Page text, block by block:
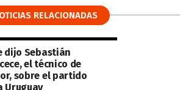
RELACIONADAS
dijo Sebastián
el técnico de
sobre el partido
Uruguay